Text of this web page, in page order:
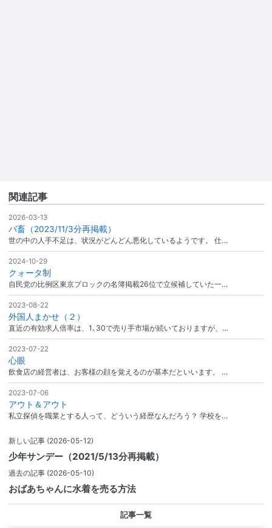
関連記事
2026-03-13
バ畜（2023/11/3分再掲載）
世の中の人手不足は、状況がどんどん悪化しているようです。 仕…
2024-10-29
クォータ制
自民党の比例区東京ブロックの名簿掲載26位で立候補していた一…
2023-08-22
外国人まかせ（２）
直近の有効求人倍率は、1､30で売り手市場が続いておりますが、…
2023-07-22
心眼
飲食店の経営者は、お客様の顔を覚えるのが基本だといいます。 …
2023-07-06
アウト＆アウト
私立探偵を職業とする人って、どういう経歴なんだろう？ 学校を…
新しい記事 (2026-05-12)
少年サンデー（2021/5/13分再掲載）
過去の記事 (2026-05-10)
おばあちゃんに水着を売る方法
記事一覧